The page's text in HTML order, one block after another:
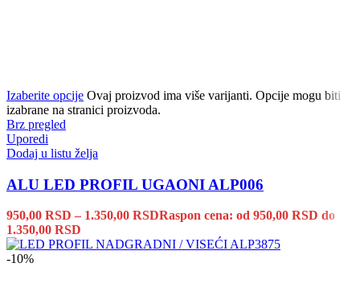
Izaberite opcije Ovaj proizvod ima više varijanti. Opcije mogu biti
izabrane na stranici proizvoda.
Brz pregled
Uporedi
Dodaj u listu želja
ALU LED PROFIL UGAONI ALP006
950,00 RSD – 1.350,00 RSDRaspon cena: od 950,00 RSD do
1.350,00 RSD
-10%